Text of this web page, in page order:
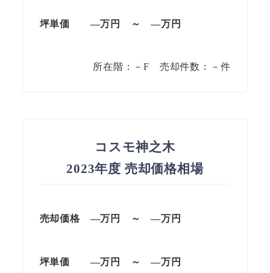
坪単価 —万円 ～—万円
所在階：－F 売却件数：－件
コスモ神之木
2023年度 売却価格相場
売却価格 —万円 ～—万円
坪単価 —万円 ～—万円